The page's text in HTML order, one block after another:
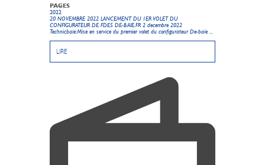
PAGES
2022
20 NOVEMBRE 2022 LANCEMENT DU 1ER VOLET DU
CONFIGURATEUR DE FDES DE-BAIE.FR 2 decembre 2022
Technicbaie:Mise en service du premier volet du configurateur De-baie ...
LIRE